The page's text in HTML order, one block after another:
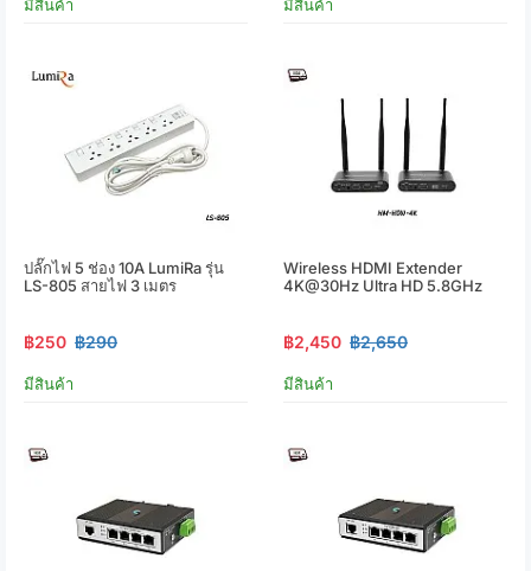
มีสินค้า มีสินค้า
ปลั๊กไฟ 5 ช่อง 10A LumiRa รุ่น
LS-805 สายไฟ 3 เมตร
฿250 ฿290
มีสินค้า
Wireless HDMI Extender
4K@30Hz Ultra HD 5.8GHz
฿2,450 ฿2,650
มีสินค้า